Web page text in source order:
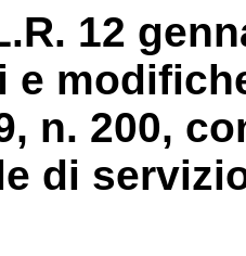
12
e
n. 200,
di